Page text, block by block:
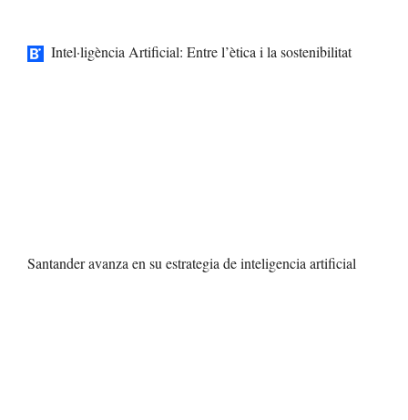
Intel·ligència Artificial: Entre l’ètica i la sostenibilitat
Santander avanza en su estrategia de inteligencia artificial